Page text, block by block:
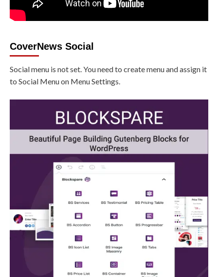
CoverNews Social
Social menu is not set. You need to create menu and assign it
to Social Menu on Menu Settings.